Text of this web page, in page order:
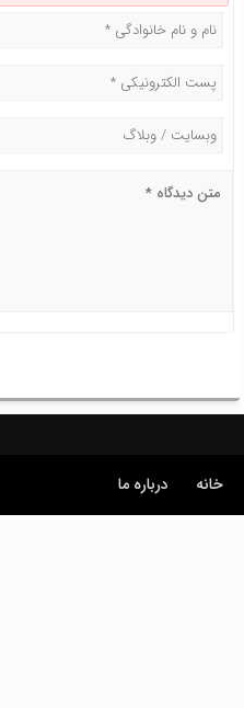
خانه درباره ما